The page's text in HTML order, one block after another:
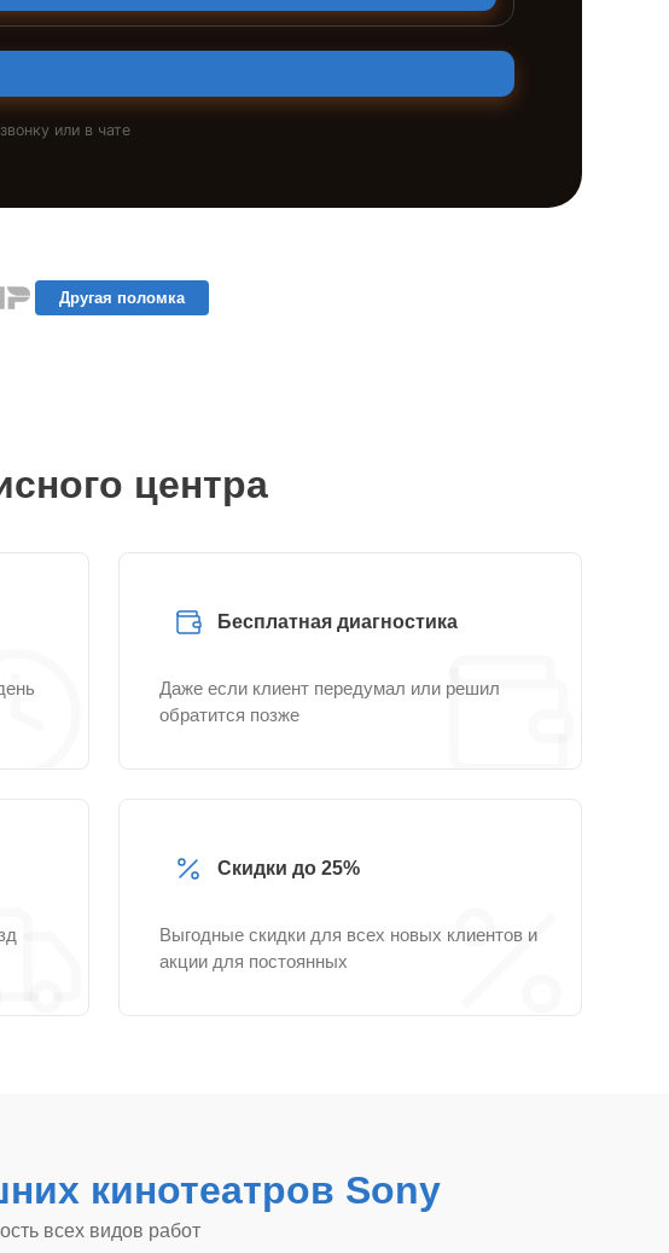
или в чате
Другая поломка
центра
Бесплатная диагностика
Даже если клиент передумал или решил
обратится позже
Скидки до 25%
Выгодные скидки для всех новых клиентов и
акции для постоянных
кинотеатров Sony
всех видов работ